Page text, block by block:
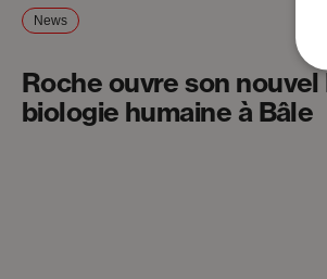
News
Roche ouvre son
biologie humaine à Bâle